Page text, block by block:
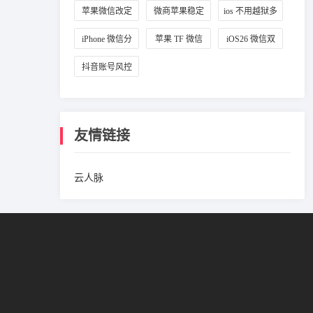
定位设置 改城市 拟定位
苹果微信改定
位教程
微商苹果稳定
微信多开
ios 不用越狱多
开微信
iPhone 微信分
身方法
苹果 TF 微信 iOS26 微信双
抖音账号风控
友情链接
云人脉